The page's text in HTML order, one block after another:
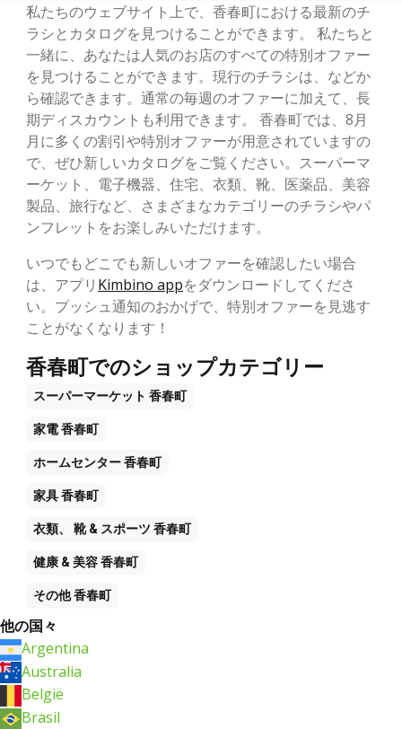
私たちのウェブサイト上で、香春町における最新のチ
ラシとカタログを見つけることができます。 私たちと
一緒に、あなたは人気のお店のすべての特別オファー
を見つけることができます。現行のチラシは、などか
ら確認できます。通常の毎週のオファーに加えて、長
期ディスカウントも利用できます。 香春町では、8月
月に多くの割引や特別オファーが用意されていますの
で、ぜひ新しいカタログをご覧ください。スーパーマ
ーケット、電子機器、住宅、衣類、靴、医薬品、美容
製品、旅行など、さまざまなカテゴリーのチラシやパ
ンフレットをお楽しみいただけます。
いつでもどこでも新しいオファーを確認したい場合
は、アプリ Kimbino appをダウンロードしてくださ
い。プッシュ通知のおかげで、特別オファーを見逃す
ことがなくなります！
香春町でのショップカテゴリー
スーパーマーケット 香春町
家電香春町
ホームセンター香春町
家具香春町
衣類、 靴 & スポーツ 香春町
健康 & 美容香春町
その他香春町
他の国々
Argentina
Australia
België
Brasil